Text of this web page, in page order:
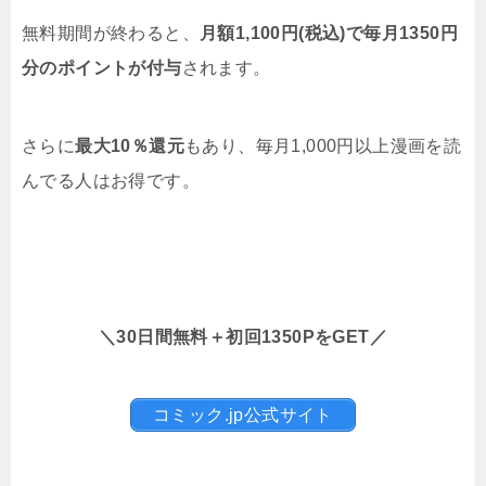
無料期間が終わると、
月額1,100円(税込)で毎月1350円
分のポイントが付与されます。
さらに最大10％還元もあり、毎月1,000円以上漫画を読
んでる人はお得です。
＼30日間無料＋初回1350PをGET／
コミック.jp公式サイト